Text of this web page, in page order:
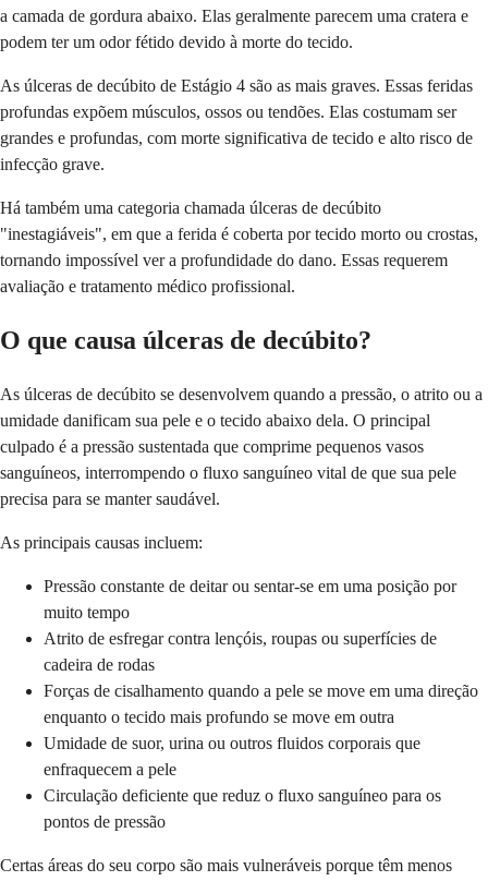
a camada de gordura abaixo. Elas geralmente parecem uma cratera e
podem ter um odor fétido devido à morte do tecido.
As úlceras de decúbito de Estágio 4 são as mais graves. Essas feridas
profundas expõem músculos, ossos ou tendões. Elas costumam ser
grandes e profundas, com morte significativa de tecido e alto risco de
infecção grave.
Há também uma categoria chamada úlceras de decúbito
"inestagiáveis", em que a ferida é coberta por tecido morto ou crostas,
tornando impossível ver a profundidade do dano. Essas requerem
avaliação e tratamento médico profissional.
O que causa úlceras de decúbito?
As úlceras de decúbito se desenvolvem quando a pressão, o atrito ou a
umidade danificam sua pele e o tecido abaixo dela. O principal
culpado é a pressão sustentada que comprime pequenos vasos
sanguíneos, interrompendo o fluxo sanguíneo vital de que sua pele
precisa para se manter saudável.
As principais causas incluem:
Pressão constante de deitar ou sentar-se em uma posição por
muito tempo
Atrito de esfregar contra lençóis, roupas ou superfícies de
cadeira de rodas
Forças de cisalhamento quando a pele se move em uma direção
enquanto o tecido mais profundo se move em outra
Umidade de suor, urina ou outros fluidos corporais que
enfraquecem a pele
Circulação deficiente que reduz o fluxo sanguíneo para os
pontos de pressão
Certas áreas do seu corpo são mais vulneráveis porque têm menos